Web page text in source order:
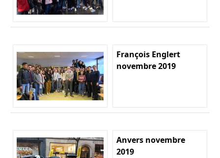
François Englert
novembre 2019
Anvers novembre
2019